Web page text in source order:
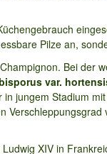
Pilze an,
Bei der
var.
jungem Stadium
XIV in